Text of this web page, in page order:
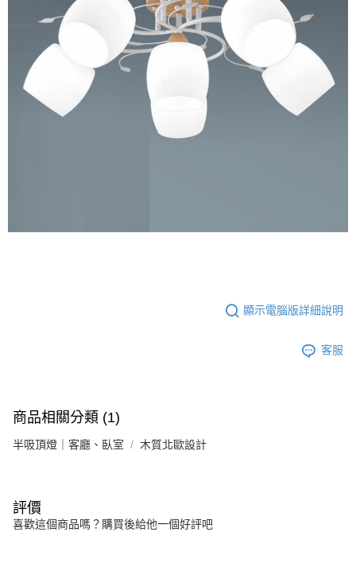
顯示電腦版詳細說明
客服
商品相關分類 (1)
半吸頂燈｜客廳、臥室 木質北歐設計
評價
喜歡這個商品嗎？購買後給他一個好評吧